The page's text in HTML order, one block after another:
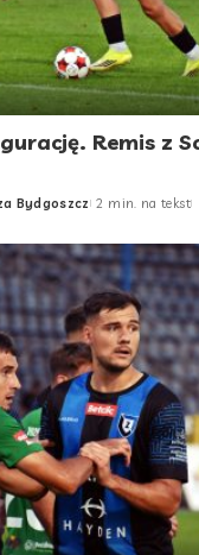
Remis z
Bydgoszcz 2 min. na tekst